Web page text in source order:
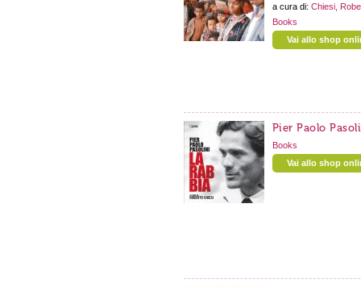
a cura di: Chiesi,
Books
Vai allo shop
Pier Paolo
Books
Vai allo shop